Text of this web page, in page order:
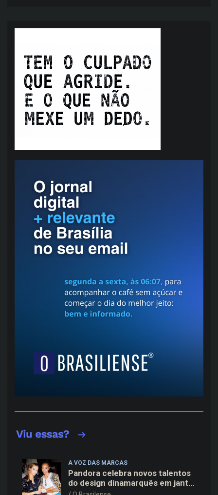
A VOZ DAS MARCAS
Pandora celebra novos talentos
do design dinamarquês em jantar
exclusivo no restaurante Daphne